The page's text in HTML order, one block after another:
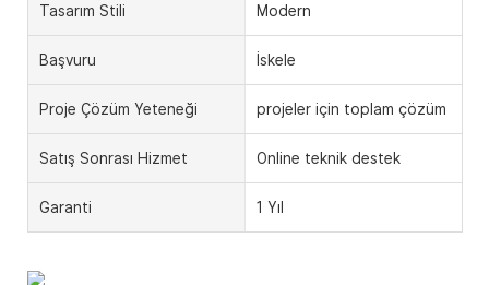
Tasarım Stili Modern
Başvuru İskele
Proje Çözüm Yeteneği projeler için toplam çözüm
Satış Sonrası Hizmet Online teknik destek
Garanti 1 Yıl